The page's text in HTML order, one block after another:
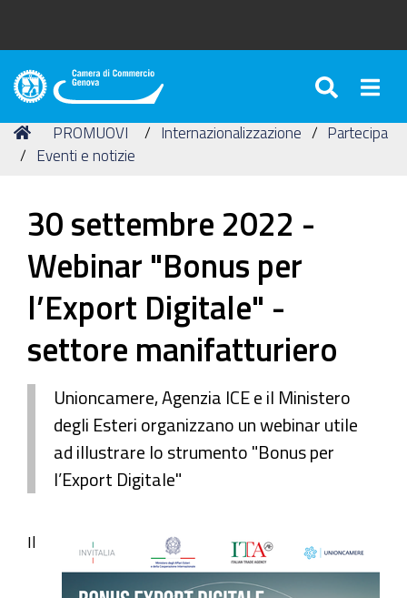
Camera
Commercio
di
Tu
sei
Home
PROMUOVI Internazionalizzazione
Partecipa
Eventi e notizie
30 settembre 2022 -
Webinar "Bonus per
l’Export Digitale" -
settore manifatturiero
Unioncamere, Agenzia ICE e il Ministero
degli Esteri organizzano un webinar utile
ad illustrare lo strumento "Bonus per
l’Export Digitale"
Il